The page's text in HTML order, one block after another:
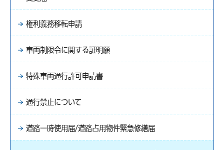
権利義務移転申請
車両制限令に関する証明願
特殊車両通行許可申請書
通行禁止について
道路一時使用届/道路占用物件緊急修繕届